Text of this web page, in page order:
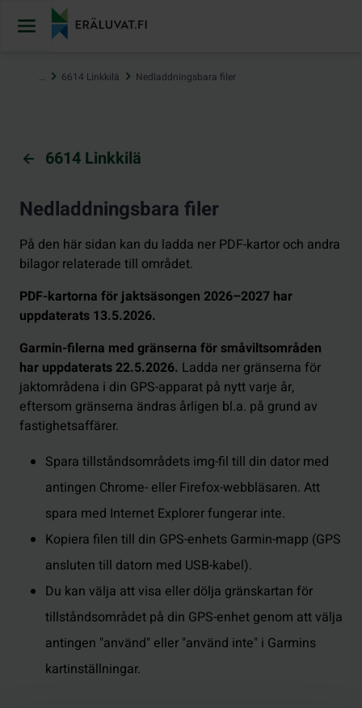
… 6614 Linkkilä Nedladdningsbara filer
6614 Linkkilä
Nedladdningsbara filer
På den här sidan kan du ladda ner PDF-kartor och andra
bilagor relaterade till området.
PDF-kartorna för jaktsäsongen 2026–2027 har
uppdaterats 13.5.2026.
Garmin-filerna med gränserna för småviltsområden
har uppdaterats 22.5.2026. Ladda ner gränserna för
jaktområdena i din GPS-apparat på nytt varje år,
eftersom gränserna ändras årligen bl.a. på grund av
fastighetsaffärer.
Spara tillståndsområdets img-fil till din dator med
antingen Chrome- eller Firefox-webbläsaren. Att
spara med Internet Explorer fungerar inte.
Kopiera filen till din GPS-enhets Garmin-mapp (GPS
ansluten till datorn med USB-kabel).
Du kan välja att visa eller dölja gränskartan för
tillståndsområdet på din GPS-enhet genom att välja
antingen "använd" eller "använd inte" i Garmins
kartinställningar.